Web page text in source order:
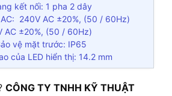
kết nối: 1 pha 2 dây
240V AC ±20%, (50 / 60Hz)
AC ±20%, (50 / 60Hz)
vệ mặt trước: IP65
của LED hiển thị: 14.2 mm
CÔNG TY TNHH KỸ THUẬT